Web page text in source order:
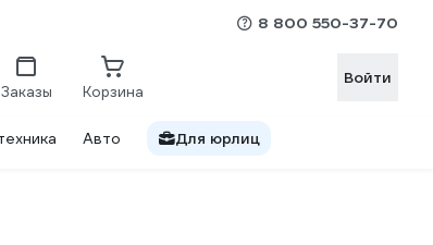
8 800 550-37-70
Заказы Корзина
Войти
Авто Для юрлиц